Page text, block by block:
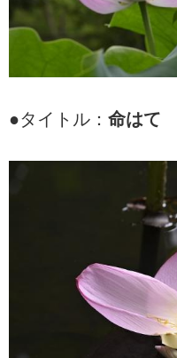
●タイトル： 命はて